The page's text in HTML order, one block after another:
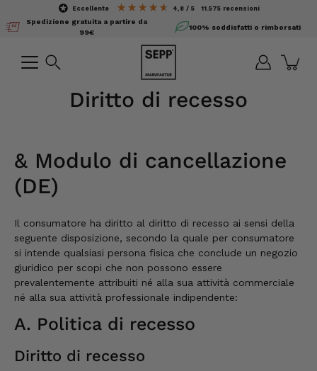
contenuto
Spedizione gratuita a partire da
99€
eccellente 4,8 / 5 11.575 recensioni
100% soddisfatti o rimborsati
Diritto di recesso
& Modulo di cancellazione
(DE)
Il consumatore ha diritto al diritto di recesso ai sensi della
seguente disposizione, secondo la quale per consumatore
si intende qualsiasi persona fisica che conclude un negozio
giuridico per scopi che non possono essere
prevalentemente attribuiti né alla sua attività commerciale
né alla sua attività professionale indipendente:
A. Politica di recesso
Diritto di recesso